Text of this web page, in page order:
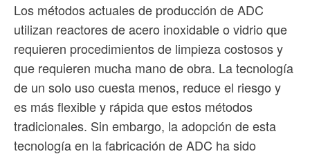
Los métodos actuales de producción de ADC
utilizan reactores de acero inoxidable o vidrio que
requieren procedimientos de limpieza costosos y
que requieren mucha mano de obra. La tecnología
de un solo uso cuesta menos, reduce el riesgo y
es más flexible y rápida que estos métodos
tradicionales. Sin embargo, la adopción de esta
tecnología en la fabricación de ADC ha sido